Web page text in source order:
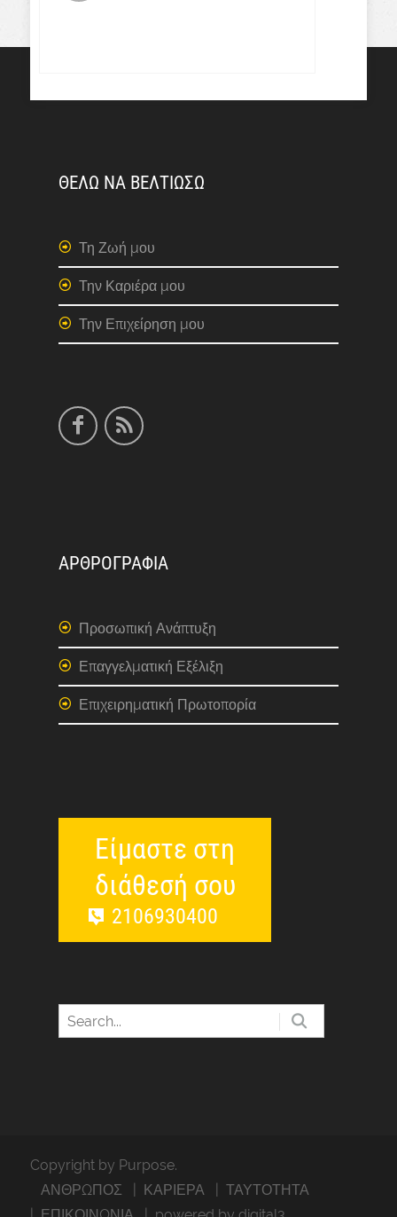
ΘΕΛΩ ΝΑ ΒΕΛΤΙΩΣΩ
Τη Ζωή μου
Την Καριέρα μου
Την Επιχείρηση μου
ΑΡΘΡΟΓΡΑΦΙΑ
Προσωπική Ανάπτυξη
Επαγγελματική Εξέλιξη
Επιχειρηματική Πρωτοπορία
Είμαστε στη
διάθεσή σου
2106930400
Copyright by Purpose.
ΑΝΘΡΩΠΟΣ
ΚΑΡΙΕΡΑ
ΤΑΥΤΟΤΗΤΑ